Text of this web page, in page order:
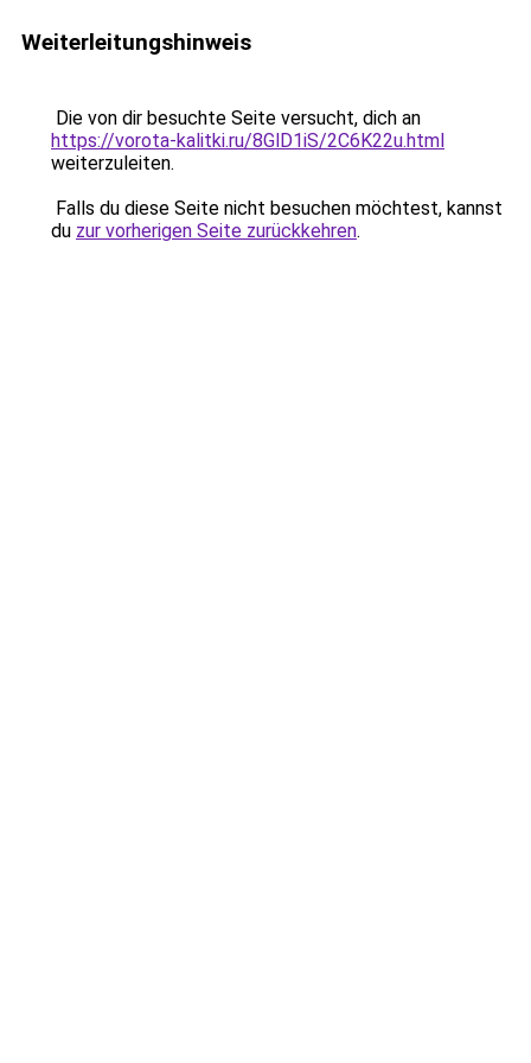
Weiterleitungshinweis
Die von dir besuchte Seite versucht, dich an
https://vorota-kalitki.ru/8GlD1iS/2C6K22u.html
weiterzuleiten.
Falls du diese Seite nicht besuchen möchtest, kannst
du zur vorherigen Seite zurückkehren.